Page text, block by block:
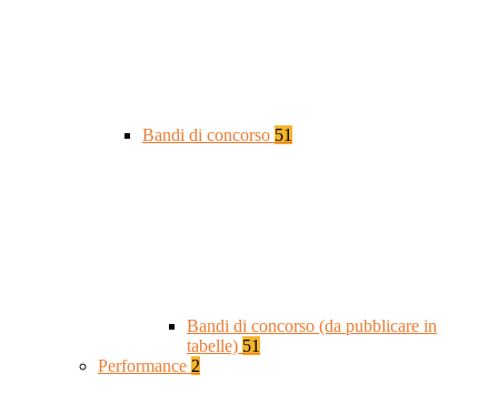
Bandi di concorso 51
Bandi di concorso (da pubblicare in
tabelle) 51
Performance 2